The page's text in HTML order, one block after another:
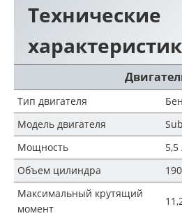
Технические
Тип двигателя
Модель двигателя
Мощность
5,5
Объем цилиндра
Максимальный крутящий
момент